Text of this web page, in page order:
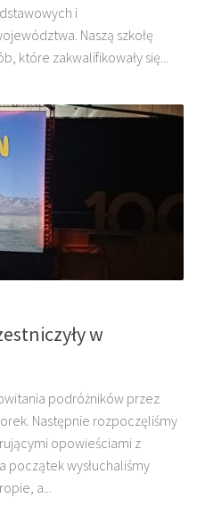
i
Naszą szkołę
które zakwalifikowały się...
w
podróżników przez
Następnie rozpoczęliśmy
opowieściami z
początek wysłuchaliśmy
a...